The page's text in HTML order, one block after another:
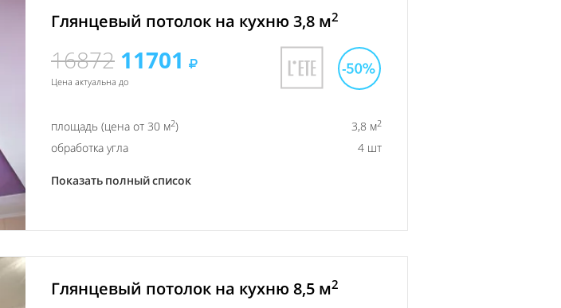
Глянцевый потолок на кухню 3,8 м2
16872 11701
Цена актуальна до
площадь (цена от 30 м2) 3,8 м2
обработка угла 4 шт
Показать полный список
Глянцевый потолок на кухню 8,5 м2